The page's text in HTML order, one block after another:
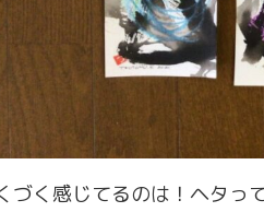
づく感じてるのは！ヘタっ